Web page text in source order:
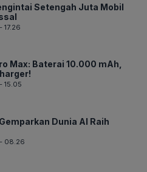
Setengah Juta Mobil
Max: Baterai 10.000 mAh,
Dunia AI Raih
08.26